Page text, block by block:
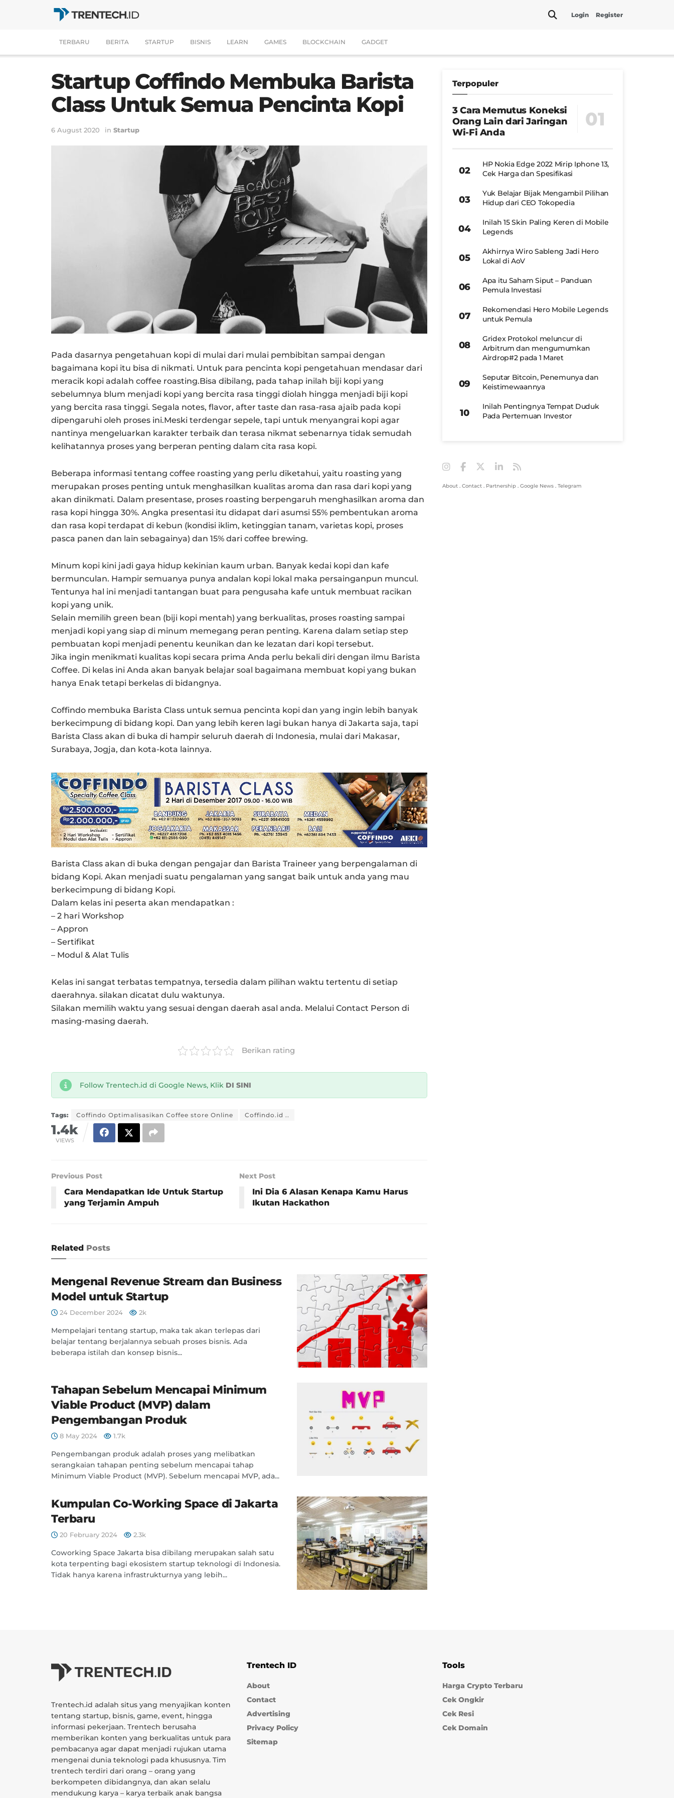
Login Register
TERBARU BERITA STARTUP BISNIS LEARN GAMES BLOCKCHAIN GADGET
Startup Coffindo Membuka Barista
Class Untuk Semua Pencinta Kopi
6 August 2020 in Startup
Pada dasarnya pengetahuan kopi di mulai dari mulai pembibitan sampai dengan
bagaimana kopi itu bisa di nikmati. Untuk para pencinta kopi pengetahuan mendasar dari
meracik kopi adalah coffee roasting.Bisa dibilang, pada tahap inilah biji kopi yang
sebelumnya blum menjadi kopi yang bercita rasa tinggi diolah hingga menjadi biji kopi
yang bercita rasa tinggi. Segala notes, flavor, after taste dan rasa-rasa ajaib pada kopi
dipengaruhi oleh proses ini.Meski terdengar sepele, tapi untuk menyangrai kopi agar
nantinya mengeluarkan karakter terbaik dan terasa nikmat sebenarnya tidak semudah
kelihatannya proses yang berperan penting dalam cita rasa kopi.
Beberapa informasi tentang coffee roasting yang perlu diketahui, yaitu roasting yang
merupakan proses penting untuk menghasilkan kualitas aroma dan rasa dari kopi yang
akan dinikmati. Dalam presentase, proses roasting berpengaruh menghasilkan aroma dan
rasa kopi hingga 30%. Angka presentasi itu didapat dari asumsi 55% pembentukan aroma
dan rasa kopi terdapat di kebun (kondisi iklim, ketinggian tanam, varietas kopi, proses
pasca panen dan lain sebagainya) dan 15% dari coffee brewing.
Minum kopi kini jadi gaya hidup kekinian kaum urban. Banyak kedai kopi dan kafe
bermunculan. Hampir semuanya punya andalan kopi lokal maka persainganpun muncul.
Tentunya hal ini menjadi tantangan buat para pengusaha kafe untuk membuat racikan
kopi yang unik.
Selain memilih green bean (biji kopi mentah) yang berkualitas, proses roasting sampai
menjadi kopi yang siap di minum memegang peran penting. Karena dalam setiap step
pembuatan kopi menjadi penentu keunikan dan ke lezatan dari kopi tersebut.
Jika ingin menikmati kualitas kopi secara prima Anda perlu bekali diri dengan ilmu Barista
Coffee. Di kelas ini Anda akan banyak belajar soal bagaimana membuat kopi yang bukan
hanya Enak tetapi berkelas di bidangnya.
Coffindo membuka Barista Class untuk semua pencinta kopi dan yang ingin lebih banyak
berkecimpung di bidang kopi. Dan yang lebih keren lagi bukan hanya di Jakarta saja, tapi
Barista Class akan di buka di hampir seluruh daerah di Indonesia, mulai dari Makasar,
Surabaya, Jogja, dan kota-kota lainnya.
Barista Class akan di buka dengan pengajar dan Barista Traineer yang berpengalaman di
bidang Kopi. Akan menjadi suatu pengalaman yang sangat baik untuk anda yang mau
berkecimpung di bidang Kopi.
Dalam kelas ini peserta akan mendapatkan :
– 2 hari Workshop
– Appron
– Sertifikat
– Modul & Alat Tulis
Kelas ini sangat terbatas tempatnya, tersedia dalam pilihan waktu tertentu di setiap
daerahnya. silakan dicatat dulu waktunya.
Silakan memilih waktu yang sesuai dengan daerah asal anda. Melalui Contact Person di
masing-masing daerah.
Berikan rating
Follow Trentech.id di Google News, Klik DI SINI
Tags: Coffindo Optimalisasikan Coffee store Online Coffindo.id ..
1.4k
VIEWS
Previous Post
Cara Mendapatkan Ide Untuk Startup
yang Terjamin Ampuh
Next Post
Ini Dia 6 Alasan Kenapa Kamu Harus
Ikutan Hackathon
Related Posts
Mengenal Revenue Stream dan Business
Model untuk Startup
24 December 2024 2k
Mempelajari tentang startup, maka tak akan terlepas dari
belajar tentang berjalannya sebuah proses bisnis. Ada
beberapa istilah dan konsep bisnis...
Tahapan Sebelum Mencapai Minimum
Viable Product (MVP) dalam
Pengembangan Produk
8 May 2024 1.7k
Pengembangan produk adalah proses yang melibatkan
serangkaian tahapan penting sebelum mencapai tahap
Minimum Viable Product (MVP). Sebelum mencapai MVP, ada...
Kumpulan Co-Working Space di Jakarta
Terbaru
20 February 2024 2.3k
Coworking Space Jakarta bisa dibilang merupakan salah satu
kota terpenting bagi ekosistem startup teknologi di Indonesia.
Tidak hanya karena infrastrukturnya yang lebih...
Terpopuler
3 Cara Memutus Koneksi
Orang Lain dari Jaringan
Wi-Fi Anda
HP Nokia Edge 2022 Mirip Iphone 13,
Cek Harga dan Spesifikasi
Yuk Belajar Bijak Mengambil Pilihan
Hidup dari CEO Tokopedia
Inilah 15 Skin Paling Keren di Mobile
Legends
Akhirnya Wiro Sableng Jadi Hero
Lokal di AoV
Apa itu Saham Siput – Panduan
Pemula Investasi
Rekomendasi Hero Mobile Legends
untuk Pemula
Gridex Protokol meluncur di
Arbitrum dan mengumumkan
Airdrop#2 pada 1 Maret
Seputar Bitcoin, Penemunya dan
Keistimewaannya
Inilah Pentingnya Tempat Duduk
Pada Pertemuan Investor
About . Contact . Partnership . Google News . Telegram
Trentech.id adalah situs yang menyajikan konten
tentang startup, bisnis, game, event, hingga
informasi pekerjaan. Trentech berusaha
memberikan konten yang berkualitas untuk para
pembacanya agar dapat menjadi rujukan utama
mengenai dunia teknologi pada khususnya. Tim
trentech terdiri dari orang – orang yang
berkompeten dibidangnya, dan akan selalu
mendukung karya – karya terbaik anak bangsa
Trentech ID
About
Contact
Advertising
Privacy Policy
Sitemap
Tools
Harga Crypto Terbaru
Cek Ongkir
Cek Resi
Cek Domain